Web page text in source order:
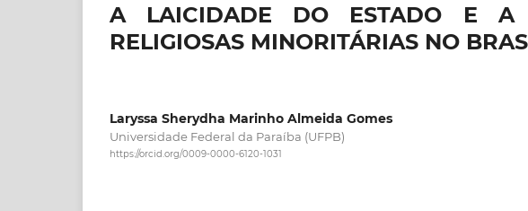
A LAICIDADE DO ESTADO E A
RELIGIOSAS MINORITÁRIAS NO
Laryssa Sherydha Marinho Almeida Gomes
Universidade Federal da Paraíba (UFPB)
https://orcid.org/0009-0000-6120-1031